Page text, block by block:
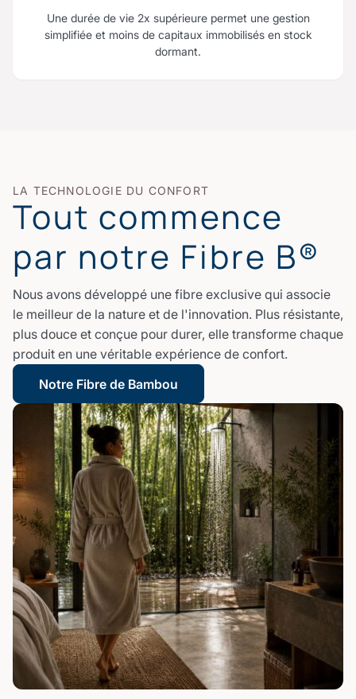
Une durée de vie 2x supérieure permet une gestion
simplifiée et moins de capitaux immobilisés en stock
dormant.
LA TECHNOLOGIE DU CONFORT
Tout commence
par notre Fibre B®
Nous avons développé une fibre exclusive qui associe
le meilleur de la nature et de l'innovation. Plus résistante,
plus douce et conçue pour durer, elle transforme chaque
produit en une véritable expérience de confort.
Notre Fibre de Bambou